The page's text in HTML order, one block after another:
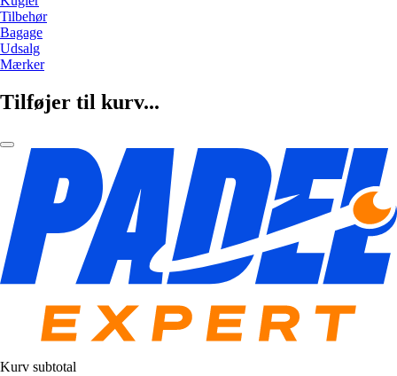
Tilbehør
Bagage
Udsalg
Mærker
Tilføjer til kurv...
Kurv subtotal